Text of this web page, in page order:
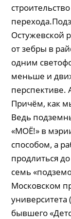
Остужевской
от зебры в
одним
меньше и
перспективе.
Причём, как
Ведь
«МОЁ!» в
способом, а
продлиться
семь
Московском
университета
бывшего